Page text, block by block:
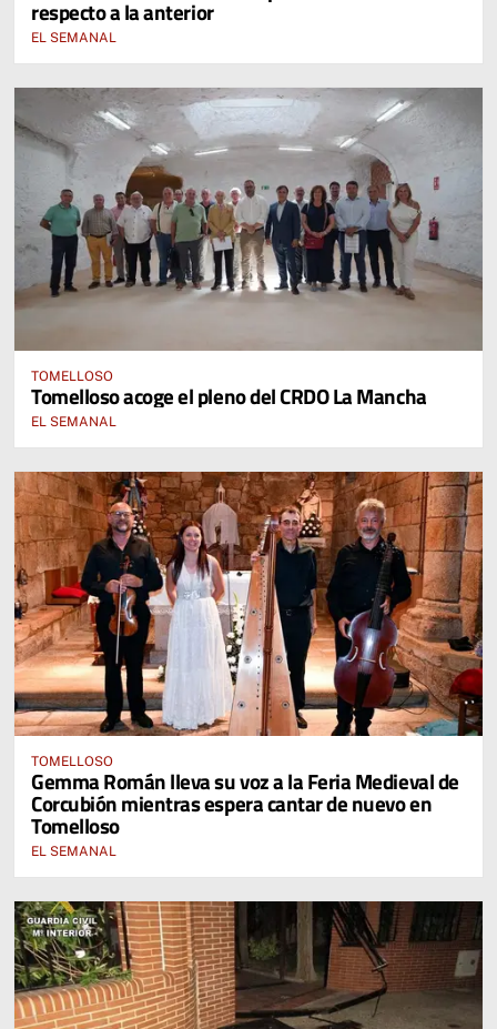
respecto a la anterior
EL SEMANAL
TOMELLOSO
Tomelloso acoge el pleno del CRDO La Mancha
EL SEMANAL
TOMELLOSO
Gemma Román lleva su voz a la Feria Medieval de
Corcubión mientras espera cantar de nuevo en
Tomelloso
EL SEMANAL